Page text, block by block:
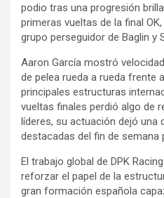
podio tras una progresión
primeras vueltas de la final
grupo perseguidor de Baglin y
Aaron García mostró
de pelea rueda a rueda frente
principales estructuras
vueltas finales perdió algo de
líderes, su actuación dejó una
destacadas del fin de semana
El trabajo global de DPK
reforzar el papel de la
gran formación española